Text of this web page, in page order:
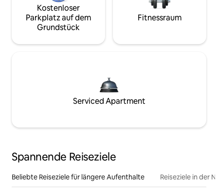
Kostenloser
Parkplatz auf dem
Grundstück
Fitnessraum
Serviced Apartment
Spannende Reiseziele
Beliebte Reiseziele für längere Aufenthalte Reiseziele in der